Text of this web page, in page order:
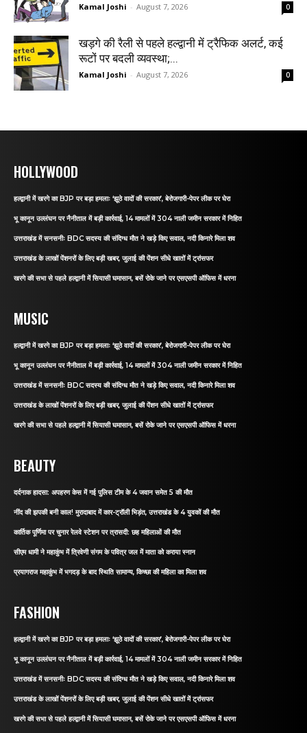
Kamal Joshi - August 7, 2026 0
खड़गे की रैली से पहले हल्द्वानी में ट्रैफिक अलर्ट, कई
रूटों पर बदली व्यवस्था;...
Kamal Joshi - August 7, 2026 0
HOLLYWOOD
हल्द्वानी में खरगे का BJP पर बड़ा हमलाः ‘झूठे वादों की सरकार’, बेरोजगारी-पेपर लीक पर घेरा
भू कानून उल्लंघन पर नैनीताल में बड़ी कार्रवाई, 14 मामलों में 304 नाली जमीन सरकार में निहित
उत्तराखंड में सनसनीः BDC सदस्य की संदिग्ध मौत ने खड़े किए सवाल, नदी किनारे मिला शव
उत्तराखंड के लाखों पेंशनरों के लिए बड़ी खबर, जुलाई की पेंशन सीधे खातों में ट्रांसफर
खरगे की सभा से पहले हल्द्वानी में सियासी घमासान, बसें रोके जाने पर एसएसपी ऑफिस में धरना
MUSIC
हल्द्वानी में खरगे का BJP पर बड़ा हमलाः ‘झूठे वादों की सरकार’, बेरोजगारी-पेपर लीक पर घेरा
भू कानून उल्लंघन पर नैनीताल में बड़ी कार्रवाई, 14 मामलों में 304 नाली जमीन सरकार में निहित
उत्तराखंड में सनसनीः BDC सदस्य की संदिग्ध मौत ने खड़े किए सवाल, नदी किनारे मिला शव
उत्तराखंड के लाखों पेंशनरों के लिए बड़ी खबर, जुलाई की पेंशन सीधे खातों में ट्रांसफर
खरगे की सभा से पहले हल्द्वानी में सियासी घमासान, बसें रोके जाने पर एसएसपी ऑफिस में धरना
BEAUTY
दर्दनाक हादसा: अपहरण केस में गई पुलिस टीम के 4 जवान समेत 5 की मौत
नींद की झपकी बनी काल! मुरादाबाद में कार-ट्रॉली भिड़ंत, उत्तराखंड के 4 युवकों की मौत
कार्तिक पूर्णिमा पर चुनार रेलवे स्टेशन पर त्रासदी: छह महिलाओं की मौत
सीएम धामी ने महाकुंभ में त्रिवेणी संगम के पवित्र जल में माता को कराया स्नान
प्रयागराज महाकुंभ में भगदड़ के बाद स्थिति सामान्य, किच्छा की महिला का मिला शव
FASHION
हल्द्वानी में खरगे का BJP पर बड़ा हमलाः ‘झूठे वादों की सरकार’, बेरोजगारी-पेपर लीक पर घेरा
भू कानून उल्लंघन पर नैनीताल में बड़ी कार्रवाई, 14 मामलों में 304 नाली जमीन सरकार में निहित
उत्तराखंड में सनसनीः BDC सदस्य की संदिग्ध मौत ने खड़े किए सवाल, नदी किनारे मिला शव
उत्तराखंड के लाखों पेंशनरों के लिए बड़ी खबर, जुलाई की पेंशन सीधे खातों में ट्रांसफर
खरगे की सभा से पहले हल्द्वानी में सियासी घमासान, बसें रोके जाने पर एसएसपी ऑफिस में धरना